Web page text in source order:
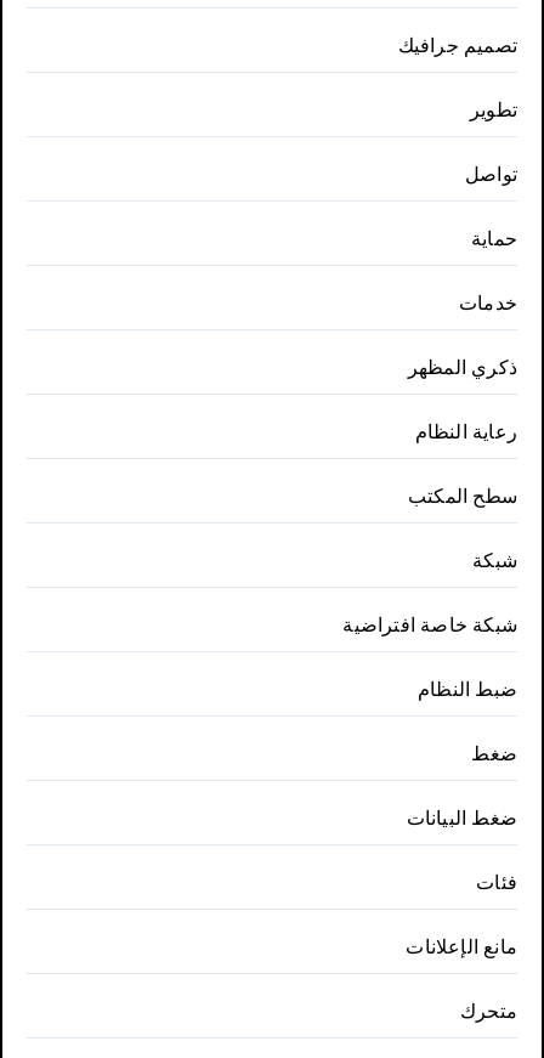
تصميم جرافيك
تطوير
تواصل
حماية
خدمات
ذكري المظهر
رعاية النظام
سطح المكتب
شبكة
شبكة خاصة افتراضية
ضبط النظام
ضغط
ضغط البيانات
فئات
مانع الإعلانات
متحرك